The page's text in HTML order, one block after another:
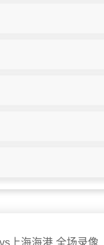
上海海港 全场录像